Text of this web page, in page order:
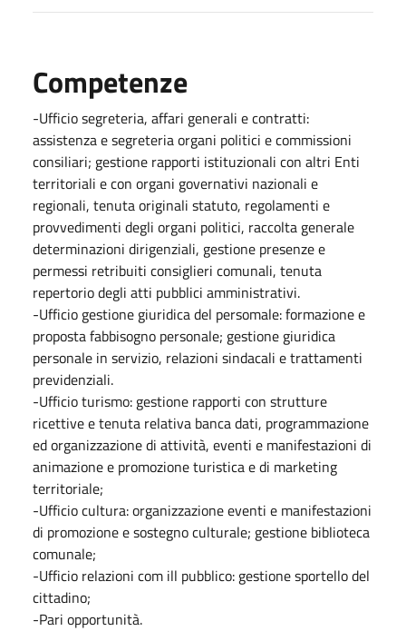
Competenze
-Ufficio segreteria, affari generali e contratti:
assistenza e segreteria organi politici e commissioni
consiliari; gestione rapporti istituzionali con altri Enti
territoriali e con organi governativi nazionali e
regionali, tenuta originali statuto, regolamenti e
provvedimenti degli organi politici, raccolta generale
determinazioni dirigenziali, gestione presenze e
permessi retribuiti consiglieri comunali, tenuta
repertorio degli atti pubblici amministrativi.
-Ufficio gestione giuridica del persomale: formazione e
proposta fabbisogno personale; gestione giuridica
personale in servizio, relazioni sindacali e trattamenti
previdenziali.
-Ufficio turismo: gestione rapporti con strutture
ricettive e tenuta relativa banca dati, programmazione
ed organizzazione di attività, eventi e manifestazioni di
animazione e promozione turistica e di marketing
territoriale;
-Ufficio cultura: organizzazione eventi e manifestazioni
di promozione e sostegno culturale; gestione biblioteca
comunale;
-Ufficio relazioni com ill pubblico: gestione sportello del
cittadino;
-Pari opportunità.